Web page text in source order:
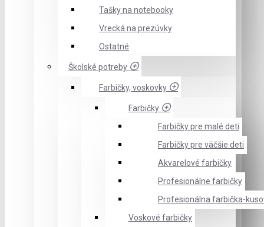
Tašky na notebooky
Vrecká na prezúvky
Ostatné
Školské potreby
Farbičky, voskovky
Farbičky
Farbičky pre malé deti
Farbičky pre väčšie deti
Akvarelové farbičky
Profesionálne farbičky
Profesionálna farbička-
Voskové farbičky